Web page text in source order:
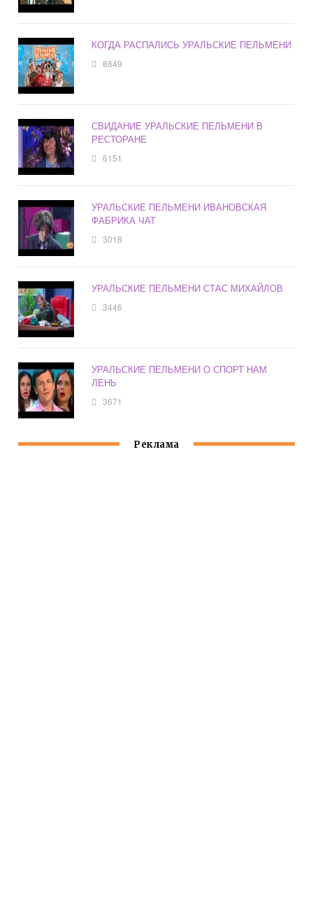
КОГДА РАСПАЛИСЬ УРАЛЬСКИЕ ПЕЛЬМЕНИ
8849
СВИДАНИЕ УРАЛЬСКИЕ ПЕЛЬМЕНИ В
РЕСТОРАНЕ
6151
УРАЛЬСКИЕ ПЕЛЬМЕНИ ИВАНОВСКАЯ
ФАБРИКА ЧАТ
3018
УРАЛЬСКИЕ ПЕЛЬМЕНИ СТАС МИХАЙЛОВ
3446
УРАЛЬСКИЕ ПЕЛЬМЕНИ О СПОРТ НАМ
ЛЕНЬ
3671
Реклама